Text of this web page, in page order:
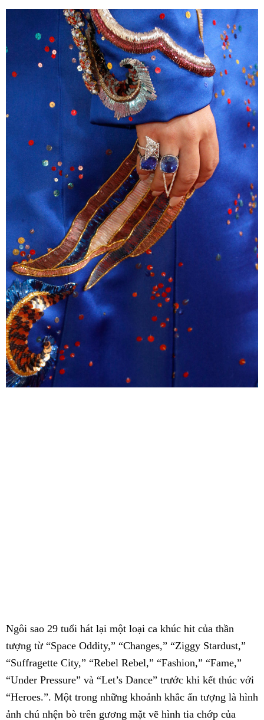
Ngôi sao 29 tuổi hát lại một loại ca khúc hit của thần
tượng từ “Space Oddity,” “Changes,” “Ziggy Stardust,”
“Suffragette City,” “Rebel Rebel,” “Fashion,” “Fame,”
“Under Pressure” và “Let’s Dance” trước khi kết thúc với
“Heroes.”. Một trong những khoảnh khắc ấn tượng là hình
ảnh chú nhện bò trên gương mặt vẽ hình tia chớp của